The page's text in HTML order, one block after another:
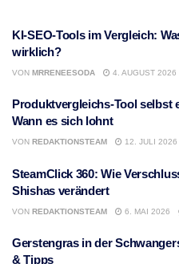
KI-SEO-Tools im Vergleich:
wirklich?
VON MRRENEESODA 4. AUGUST 2026
Produktvergleichs-Tool selbst
Wann es sich lohnt
VON REDAKTIONSTEAM 12. JULI 2026
SteamClick 360: Wie
Shishas verändert
VON REDAKTIONSTEAM 6. MAI 2026
Gerstengras in der
& Tipps